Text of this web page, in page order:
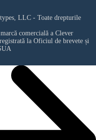
LLC - Toate drepturile
comercială a Clever
la Oficiul de brevete și